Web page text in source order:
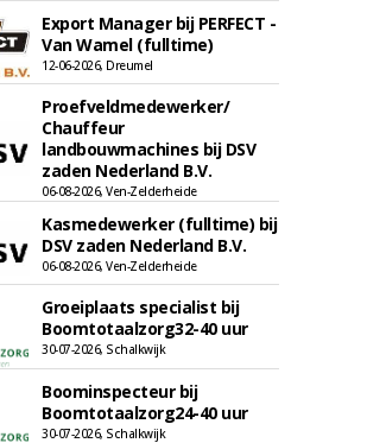
Export Manager bij PERFECT -
Van Wamel (fulltime)
12-06-2026, Dreumel
Proefveldmedewerker/
Chauffeur
landbouwmachines bij DSV
zaden Nederland B.V.
06-08-2026, Ven-Zelderheide
Kasmedewerker (fulltime) bij
DSV zaden Nederland B.V.
06-08-2026, Ven-Zelderheide
Groeiplaats specialist bij
Boomtotaalzorg32-40 uur
30-07-2026, Schalkwijk
Boominspecteur bij
Boomtotaalzorg24-40 uur
30-07-2026, Schalkwijk